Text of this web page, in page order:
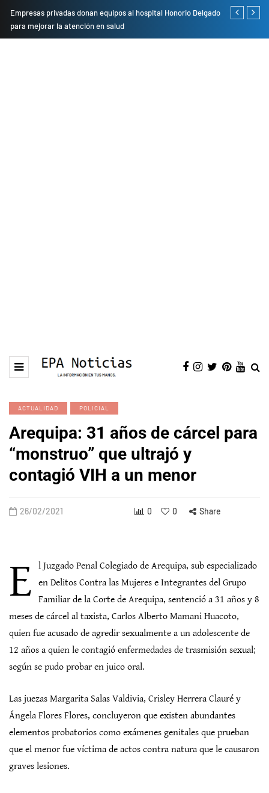
Empresas privadas donan equipos al hospital Honorio Delgado
para mejorar la atención en salud
Cambio de
ACTUALIDAD POLICIAL
Arequipa: 31 años de cárcel para
“monstruo” que ultrajó y
contagió VIH a un menor
26/02/2021 0 0 Share
E
l Juzgado Penal Colegiado de Arequipa, sub especializado
en Delitos Contra las Mujeres e Integrantes del Grupo
Familiar de la Corte de Arequipa, sentenció a 31 años y 8
meses de cárcel al taxista, Carlos Alberto Mamani Huacoto,
quien fue acusado de agredir sexualmente a un adolescente de
12 años a quien le contagió enfermedades de trasmisión sexual;
según se pudo probar en juico oral.
Las juezas Margarita Salas Valdivia, Crisley Herrera Clauré y
Ángela Flores Flores, concluyeron que existen abundantes
elementos probatorios como exámenes genitales que prueban
que el menor fue víctima de actos contra natura que le causaron
graves lesiones.